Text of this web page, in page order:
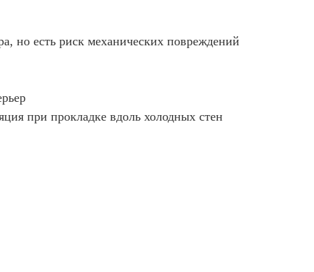
но есть риск механических повреждений
при прокладке вдоль холодных стен